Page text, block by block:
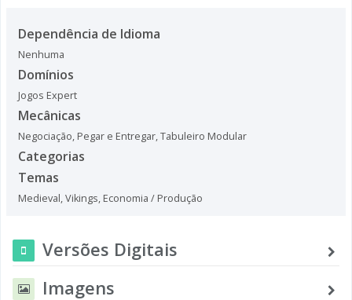
Dependência de Idioma
Nenhuma
Domínios
Jogos Expert
Mecânicas
Negociação, Pegar e Entregar,Tabuleiro Modular
Categorias
Temas
Medieval,Vikings, Economia / Produção
Versões Digitais
Imagens